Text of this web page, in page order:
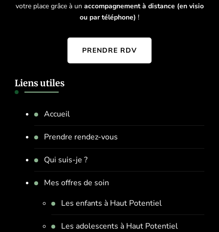
votre place grâce à un accompagnement à distance (en visio
ou par téléphone) !
PRENDRE RDV
Liens utiles
Accueil
Prendre rendez-vous
Qui suis-je ?
Mes offres de soin
Les enfants à Haut Potentiel
Les adolescents à Haut Potentiel